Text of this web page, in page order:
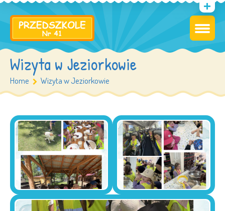
Wizyta w Jeziorkowie
Home Wizyta w Jeziorkowie